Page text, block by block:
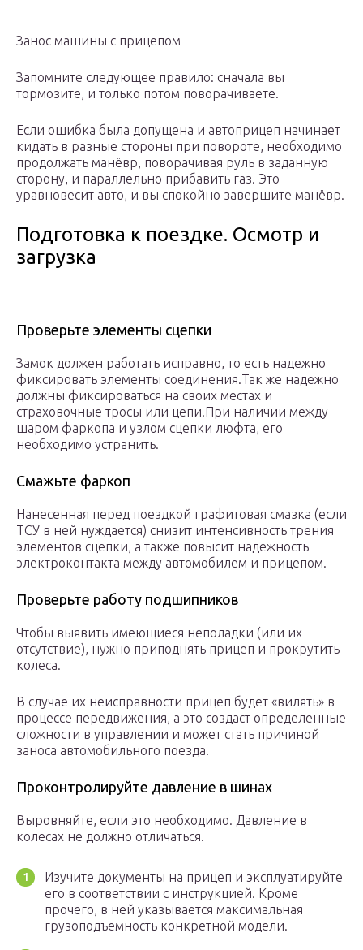
Занос машины с прицепом
Запомните следующее правило: сначала вы
тормозите, и только потом поворачиваете.
Если ошибка была допущена и автоприцеп начинает
кидать в разные стороны при повороте, необходимо
продолжать манёвр, поворачивая руль в заданную
сторону, и параллельно прибавить газ. Это
уравновесит авто, и вы спокойно завершите манёвр.
Подготовка к поездке. Осмотр и
загрузка
Проверьте элементы сцепки
Замок должен работать исправно, то есть надежно
фиксировать элементы соединения.Так же надежно
должны фиксироваться на своих местах и
страховочные тросы или цепи.При наличии между
шаром фаркопа и узлом сцепки люфта, его
необходимо устранить.
Смажьте фаркоп
Нанесенная перед поездкой графитовая смазка (если
ТСУ в ней нуждается) снизит интенсивность трения
элементов сцепки, а также повысит надежность
электроконтакта между автомобилем и прицепом.
Проверьте работу подшипников
Чтобы выявить имеющиеся неполадки (или их
отсутствие), нужно приподнять прицеп и прокрутить
колеса.
В случае их неисправности прицеп будет «вилять» в
процессе передвижения, а это создаст определенные
сложности в управлении и может стать причиной
заноса автомобильного поезда.
Проконтролируйте давление в шинах
Выровняйте, если это необходимо. Давление в
колесах не должно отличаться.
Изучите документы на прицеп и эксплуатируйте
его в соответствии с инструкцией. Кроме
прочего, в ней указывается максимальная
грузоподъемность конкретной модели.